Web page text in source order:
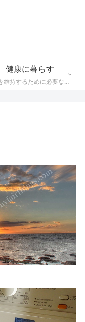
健康に暮らす
健康を維持するために必要なことや食べ物情報など